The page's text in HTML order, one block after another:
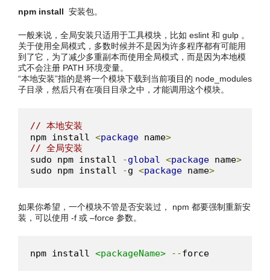
npm install 安装包。
一般来说，全局安装只适用于工具模块，比如 eslint 和 gulp 。
关于使用全局模式，多数时候并不是因为许多程序都有可能用
到了它，为了减少多重副本而使用全局模式，而是因为本地模
式不会注册 PATH 环境变量。
“本地安装”指的是将一个模块下载到当前项目的 node_modules
子目录，然后只有在项目目录之中，才能调用这个模块。
// 本地安装
npm install <package name>
// 全局安装
sudo npm install
-global <package name>
sudo npm install
-g <package name>
如果你希望，一个模块不管是否安装过， npm 都要强制重新安
装，可以使用 -f 或 –force 参数。
npm install <packageName> --force